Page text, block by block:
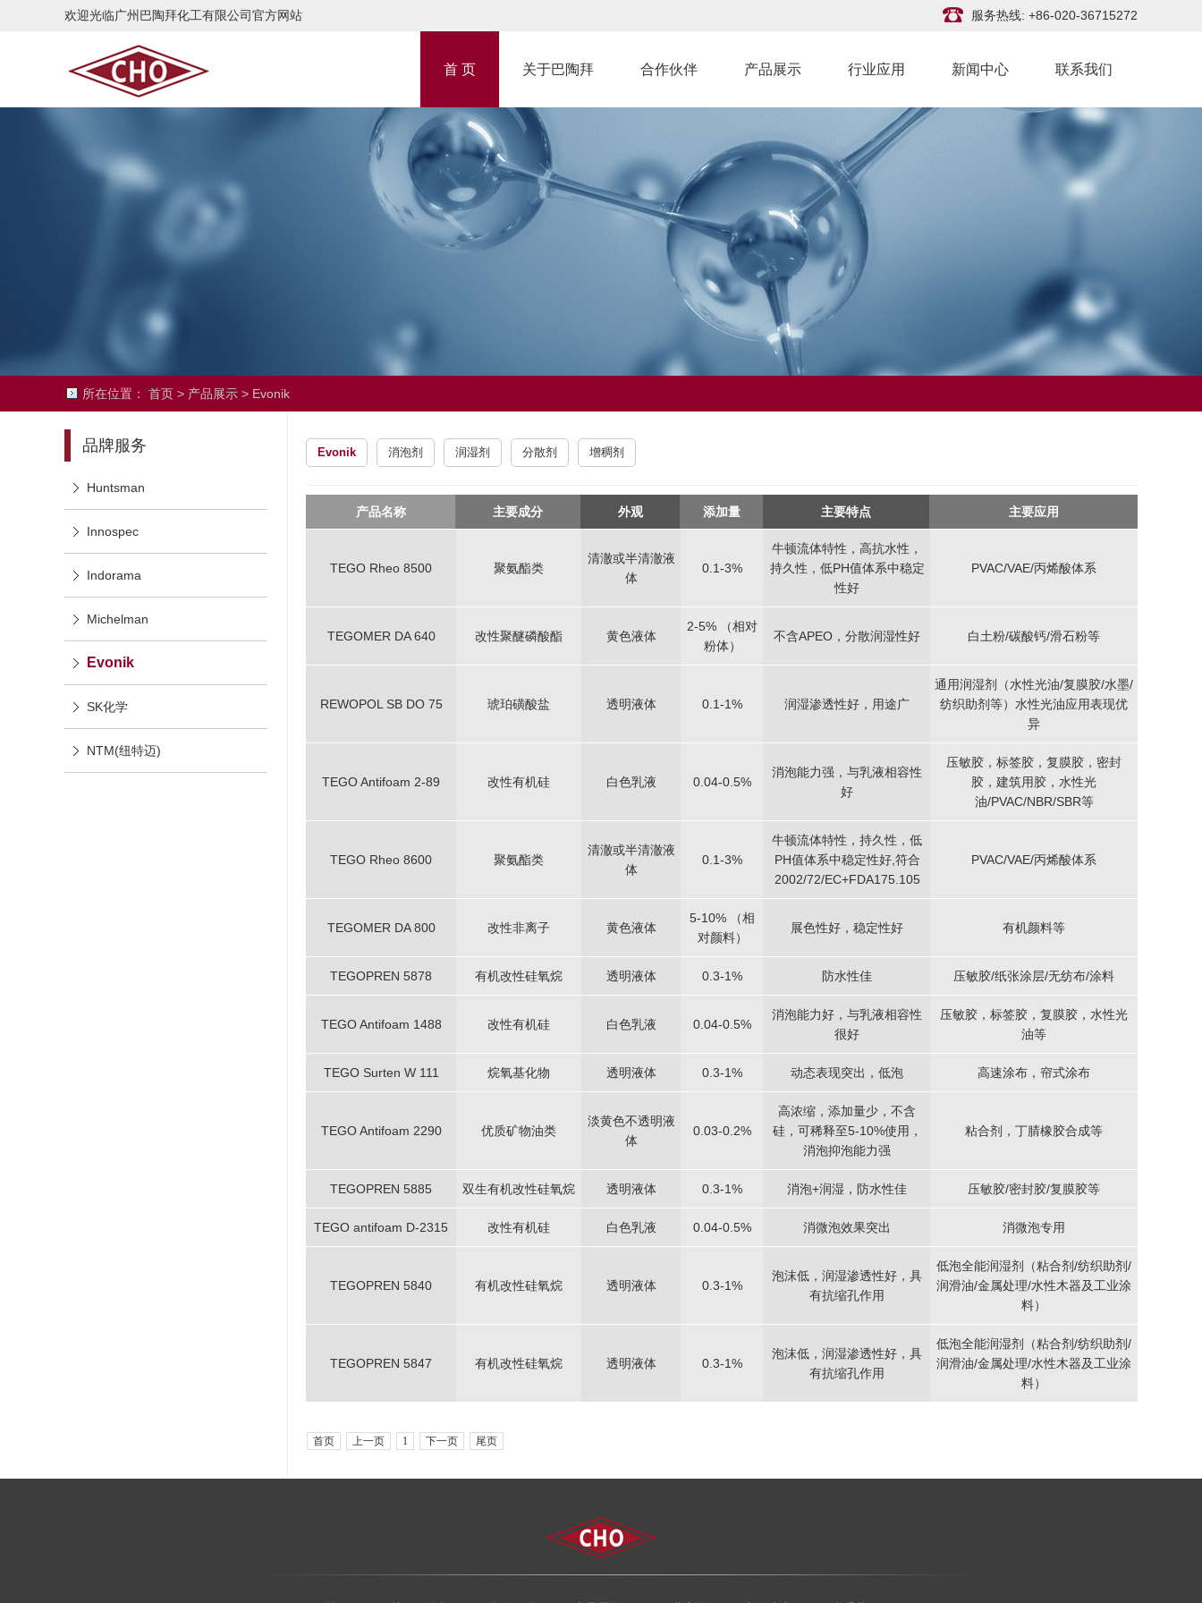
欢迎光临广州巴陶拜化工有限公司官方网站 服务热线: +86-020-36715272
首 页 关于巴陶拜 合作伙伴 产品展示 行业应用 新闻中心 联系我们
所在位置： 首页 > 产品展示 > Evonik
Evonik 消泡剂 润湿剂 分散剂 增稠剂
产品名称 主要成分 外观 添加量 主要特点 主要应用
TEGO Rheo 8500 聚氨酯类
清澈或半清澈液
体
0.1-3%
牛顿流体特性，高抗水性，
持久性，低PH值体系中稳定
性好
PVAC/VAE/丙烯酸体系
TEGOMER DA 640 改性聚醚磷酸酯 黄色液体
2-5% （相对
粉体）
不含APEO，分散润湿性好 白土粉/碳酸钙/滑石粉等
REWOPOL SB DO 75 琥珀磺酸盐 透明液体 0.1-1% 润湿渗透性好，用途广
通用润湿剂（水性光油/复膜胶/水墨/
纺织助剂等）水性光油应用表现优
异
TEGO Antifoam 2-89 改性有机硅 白色乳液 0.04-0.5%
消泡能力强，与乳液相容性
好
压敏胶，标签胶，复膜胶，密封
胶，建筑用胶，水性光
油/PVAC/NBR/SBR等
TEGO Rheo 8600 聚氨酯类
清澈或半清澈液
体
0.1-3%
牛顿流体特性，持久性，低
PH值体系中稳定性好,符合
2002/72/EC+FDA175.105
PVAC/VAE/丙烯酸体系
TEGOMER DA 800 改性非离子 黄色液体
5-10% （相
对颜料）
展色性好，稳定性好 有机颜料等
TEGOPREN 5878 有机改性硅氧烷 透明液体 0.3-1% 防水性佳 压敏胶/纸张涂层/无纺布/涂料
TEGO Antifoam 1488 改性有机硅 白色乳液 0.04-0.5%
消泡能力好，与乳液相容性
很好
压敏胶，标签胶，复膜胶，水性光
油等
TEGO Surten W 111 烷氧基化物 透明液体 0.3-1% 动态表现突出，低泡 高速涂布，帘式涂布
TEGO Antifoam 2290 优质矿物油类
淡黄色不透明液
体
0.03-0.2%
高浓缩，添加量少，不含
硅，可稀释至5-10%使用，
消泡抑泡能力强
粘合剂，丁腈橡胶合成等
TEGOPREN 5885 双生有机改性硅氧烷 透明液体 0.3-1% 消泡+润湿，防水性佳 压敏胶/密封胶/复膜胶等
TEGO antifoam D-2315 改性有机硅 白色乳液 0.04-0.5% 消微泡效果突出 消微泡专用
TEGOPREN 5840 有机改性硅氧烷 透明液体 0.3-1%
泡沫低，润湿渗透性好，具
有抗缩孔作用
低泡全能润湿剂（粘合剂/纺织助剂/
润滑油/金属处理/水性木器及工业涂
料）
TEGOPREN 5847 有机改性硅氧烷 透明液体 0.3-1%
泡沫低，润湿渗透性好，具
有抗缩孔作用
低泡全能润湿剂（粘合剂/纺织助剂/
润滑油/金属处理/水性木器及工业涂
料）
首页 上一页 1 下一页 尾页
品牌服务
Huntsman
Innospec
Indorama
Michelman
Evonik
SK化学
NTM(纽特迈)